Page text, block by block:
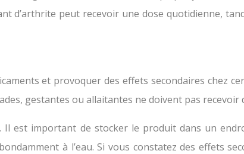
d’arthrite peut recevoir une dose quotidienne,
et provoquer des effets secondaires chez
gestantes ou allaitantes ne doivent pas recevoir
Il est important de stocker le produit dans un
à l’eau. Si vous constatez des effets